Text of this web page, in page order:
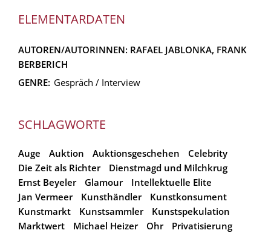
ELEMENTARDATEN
AUTOREN/AUTORINNEN: RAFAEL JABLONKA, FRANK
BERBERICH
GENRE: Gespräch / Interview
SCHLAGWORTE
Auge Auktion Auktionsgeschehen
Celebrity
Die Zeit als Richter
Dienstmagd und Milchkrug
Ernst Beyeler
Glamour
Intellektuelle Elite
Jan Vermeer
Kunsthändler
Kunstkonsument
Kunstmarkt
Kunstsammler
Kunstspekulation
Marktwert
Michael Heizer Ohr
Privatisierung